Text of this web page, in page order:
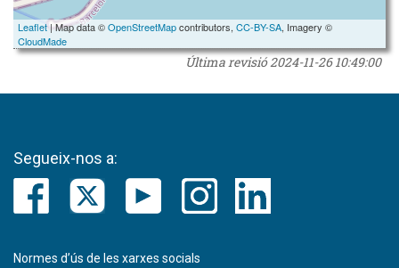
Leaflet| Map data ©OpenStreetMapcontributors, CC-BY-SA, Imagery ©
CloudMade
Última revisió2024-11-26 10:49:00
Segueix-nos a:
Normes d’ús de les xarxes socials